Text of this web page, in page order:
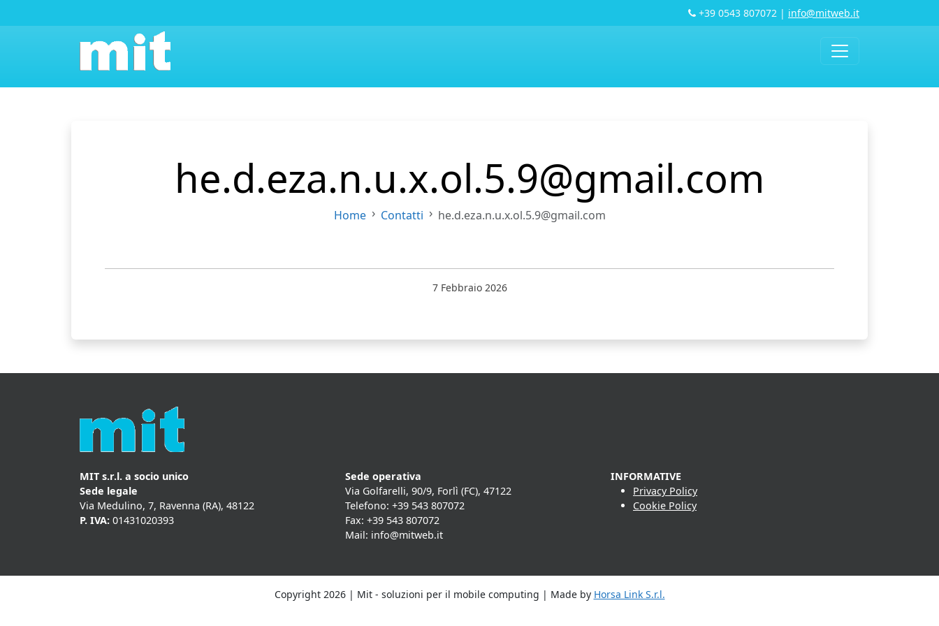
+39 0543 807072 | info@mitweb.it
he.d.eza.n.u.x.ol.5.9@gmail.com
Home Contatti he.d.eza.n.u.x.ol.5.9@gmail.com
7 Febbraio 2026
MIT s.r.l. a socio unico
Sede legale
Via Medulino, 7, Ravenna (RA), 48122
P. IVA: 01431020393
Sede operativa
Via Golfarelli, 90/9, Forlì (FC), 47122
Telefono: +39 543 807072
Fax: +39 543 807072
Mail: info@mitweb.it
INFORMATIVE
Privacy Policy
Cookie Policy
Copyright 2026 | Mit - soluzioni per il mobile computing | Made by Horsa Link S.r.l.